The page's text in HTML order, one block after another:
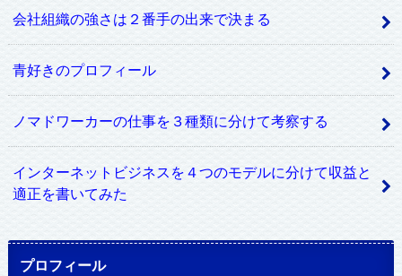
会社組織の強さは２番手の出来で決まる
青好きのプロフィール
ノマドワーカーの仕事を３種類に分けて考察する
インターネットビジネスを４つのモデルに分けて収益と
適正を書いてみた
プロフィール